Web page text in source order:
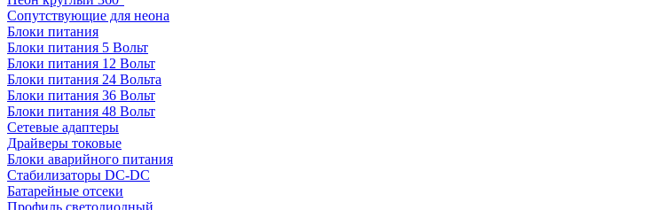
Сопутствующие для неона
Блоки питания
Блоки питания 5 Вольт
Блоки питания 12 Вольт
Блоки питания 24 Вольта
Блоки питания 36 Вольт
Блоки питания 48 Вольт
Сетевые адаптеры
Драйверы токовые
Блоки аварийного питания
Стабилизаторы DC-DC
Батарейные отсеки
Профиль светодиодный